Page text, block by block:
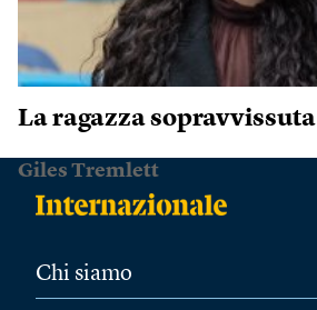
La ragazza sopravvissuta
Giles Tremlett
Chi siamo